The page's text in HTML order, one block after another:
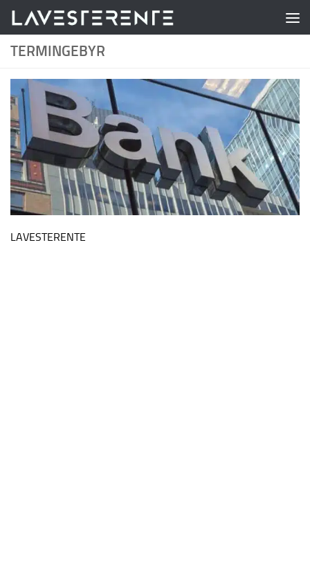
Skip to content
TERMINGEBYR
LAVESTERENTE